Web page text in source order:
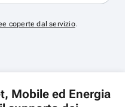
coperte dal servizio.
Mobile ed Energia